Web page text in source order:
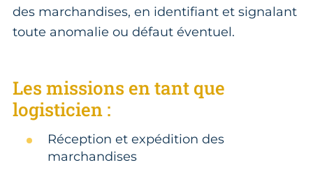
des marchandises, en identifiant et signalant
toute anomalie ou défaut éventuel.
Les missions en tant que
logisticien :
Réception et expédition des
marchandises